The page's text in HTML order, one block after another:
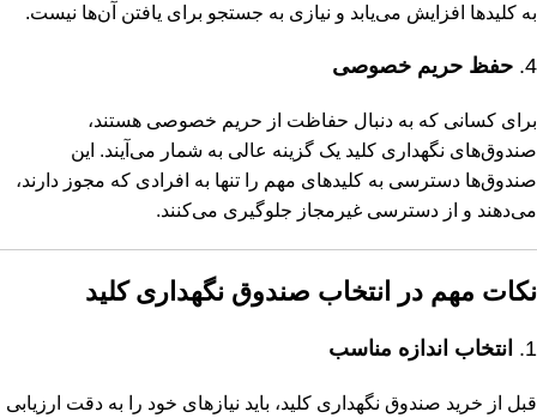
به کلیدها افزایش می‌یابد و نیازی به جستجو برای یافتن آن‌ها نیست.
4. حفظ حریم خصوصی
برای کسانی که به دنبال حفاظت از حریم خصوصی هستند،
صندوق‌های نگهداری کلید یک گزینه عالی به شمار می‌آیند. این
صندوق‌ها دسترسی به کلیدهای مهم را تنها به افرادی که مجوز دارند،
می‌دهند و از دسترسی غیرمجاز جلوگیری می‌کنند.
نکات مهم در انتخاب صندوق نگهداری کلید
1. انتخاب اندازه مناسب
قبل از خرید صندوق نگهداری کلید، باید نیازهای خود را به دقت ارزیابی